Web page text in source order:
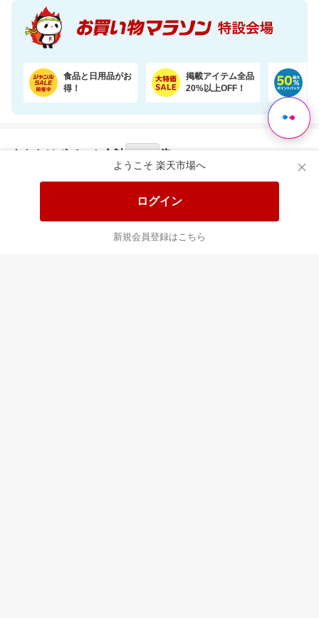
ようこそ 楽天市場へ
ログイン
新規会員登録はこちら
食品と日用品がお
得！
掲載アイテム全品
20%以上OFF！
あなたはポイント 合計 倍